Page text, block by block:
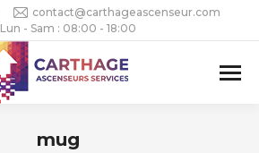
contact@carthageascenseur.com
Lun - Sam : 08:00 - 18:00
mug